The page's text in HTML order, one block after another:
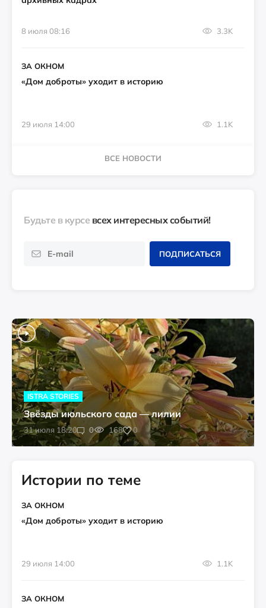
8 июля 08:16 3.3K
ЗА ОКНОМ
«Дом доброты» уходит в историю
29 июля 14:00 1.1K
ВСЕ НОВОСТИ
Будьте в курсе всех интересных событий!
ПОДПИСАТЬСЯ
31 июля 18:20 0 168 0
ISTRA STORIES
Звёзды июльского сада — лилии
Истории по теме
ЗА ОКНОМ
«Дом доброты» уходит в историю
29 июля 14:00 1.1K
ЗА ОКНОМ